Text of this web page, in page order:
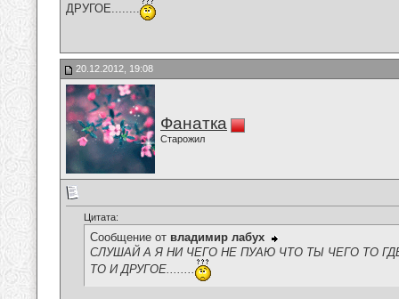
ДРУГОЕ........
20.12.2012, 19:08
Фанатка
Старожил
Цитата:
Сообщение от владимир лабух
СЛУШАЙ А Я НИ ЧЕГО НЕ ПУАЮ ЧТО ТЫ ЧЕГО ТО
ТО И ДРУГОЕ........